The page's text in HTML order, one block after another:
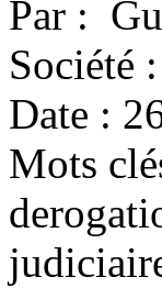
Par :
Société
Date :
Mots